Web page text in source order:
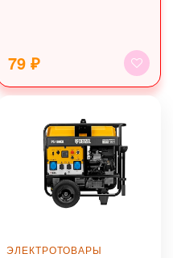
79 ₽
ЭЛЕКТРОТОВАРЫ